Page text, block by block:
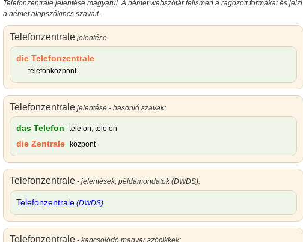
Telefonzentrale jelentése magyarul. A német webszótár felismeri a ragozott formákat és jelzi
a német alapszókincs szavait.
Telefonzentrale jelentése
die Telefonzentrale
telefonközpont
Telefonzentrale jelentése - hasonló szavak:
das Telefon telefon; telefon
die Zentrale központ
Telefonzentrale - jelentések, példamondatok (DWDS):
Telefonzentrale (DWDS)
Telefonzentrale - kapcsolódó magyar szócikkek: